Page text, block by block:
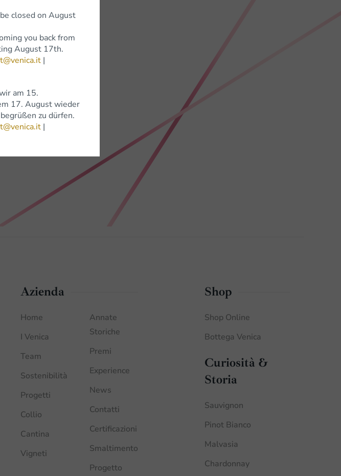
Cabernet
Collio
Scopri
Azienda
Home
I Venica
Team
Sostenibilità
Progetti
Collio
Cantina
Vigneti
Annate
Storiche
Premi
Experience
News
Contatti
Certificazioni
Smaltimento
Progetto
Shop
Shop Online
Bottega Venica
Curiosità &
Storia
Sauvignon
Pinot Bianco
Malvasia
Chardonnay
closed on August
you back from
August 17th.
|
am 15.
17. August wieder
zu dürfen.
|